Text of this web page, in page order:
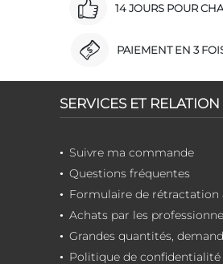
14 JOURS POUR
PAIEMENT EN 3
SERVICES ET
Suivre ma commande
Questions fréquentes
Formulaire de rétractation
Achats par les
Grandes quantités,
Politique de confidentialité